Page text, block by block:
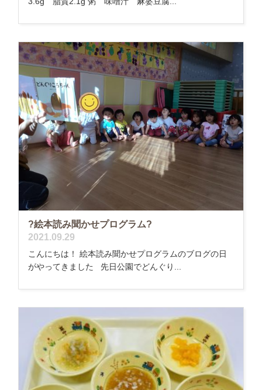
?絵本読み聞かせプログラム?
2021.09.29
こんにちは！ 絵本読み聞かせプログラムのブログの日
がやってきました 先日公園でどんぐり...